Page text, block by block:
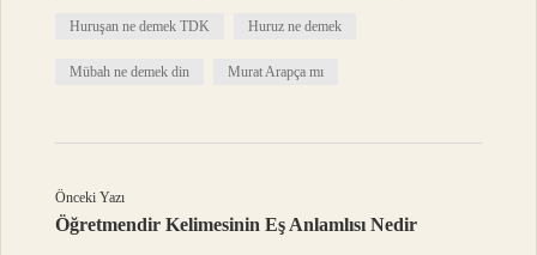
Huruşan ne demek TDK Huruz ne demek
Mübah ne demek din Murat Arapça mı
Önceki Yazı
Öğretmendir Kelimesinin Eş Anlamlısı Nedir